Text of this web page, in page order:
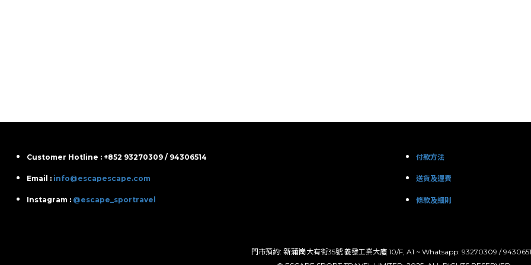
Customer Hotline : +852 93270309 / 94306514
Email : info@escapescape.com
Instagram : @escape_sportravel
付款方法
送貨及運費
條款及細則
門市預約: 新蒲崗大有街35號 義發工業大廈 10/F, A1 ~ Whatsapp: 93270309 /